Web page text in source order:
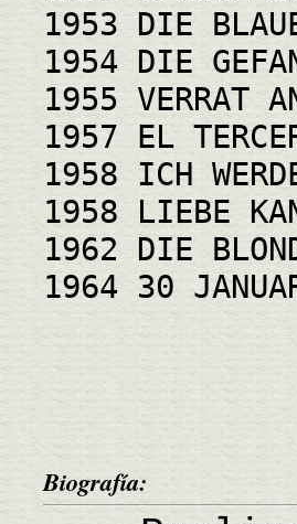
1953 DIE
1954 DIE
1955 VERRAT
1957 EL
1958 ICH
1958 LIEBE
1962 DIE
1964 30
Biografía: